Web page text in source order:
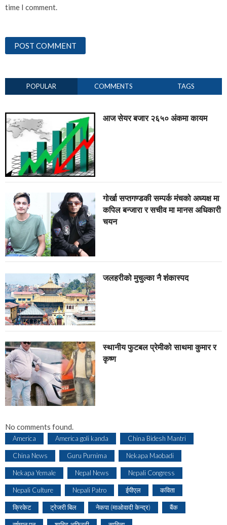
time I comment.
POPULAR COMMENTS TAGS
आज सेयर बजार २६५० अंकमा कायम
गोर्खा सप्तगण्डकी सम्पर्क मंचको अध्यक्ष मा
कपिल बन्जारा र सचीव मा मानस अधिकारी
चयन
जलहरीको मुचुल्का नै शंंकास्पद
स्थानीय फुटबल प्रेमीको साथमा कुमार र
कृष्ण
No comments found.
America America goli kanda China Bidesh Mantri
China News Guru Purnima Nekapa Maobadi
Nekapa Yemale Nepal News Nepali Congress
Nepali Culture Nepali Patro ईपीएल कविता
क्रिकेट ट्रेजरी बिल नेकपा (माओवादी केन्द्र) बैंक